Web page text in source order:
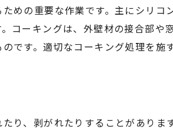
めの重要な作業です。主にシリコ
コーキングは、外壁材の接合部や
です。適切なコーキング処理を施
り、剥がれたりすることがありま